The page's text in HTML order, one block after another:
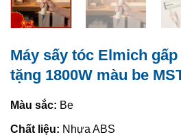
Máy sấy tóc Elmich
tặng 1800W màu be
Màu sắc: Be
Chất liệu: Nhựa ABS